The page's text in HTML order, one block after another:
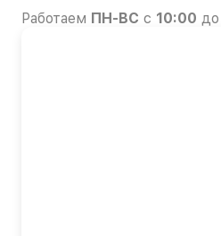
Работаем ПН-ВС с 10:00 до